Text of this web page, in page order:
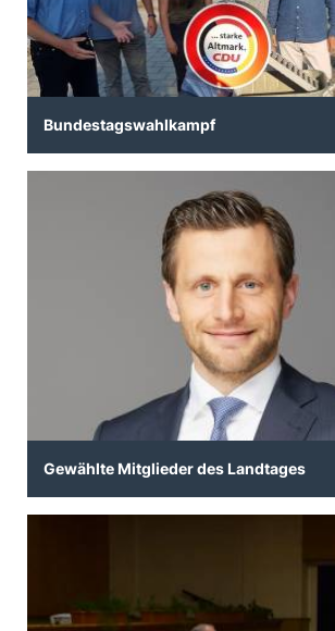
Bundestagswahlkampf
Gewählte Mitglieder des Landtages